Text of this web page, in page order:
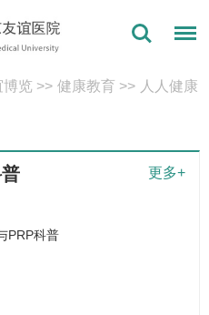
博览 >> 健康教育 >> 人人健康
更多+
PRP科普